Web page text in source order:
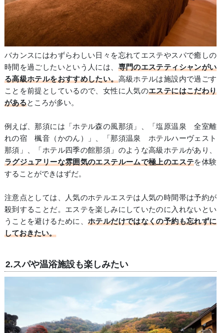
バカンスにはわずらわしい日々を忘れてエステやスパで癒しの
時間を過ごしたいという人には、 専門のエステティシャンがい
る高級ホテルをおすすめしたい。高級ホテルは施設内で過ごす
ことを前提としているので、女性に人気のエステにはこだわり
があるところが多い。
例えば、那須には「ホテル森の風那須」、「塩原温泉 全室離
れの宿 楓音（かのん）」、「那須温泉 ホテルハーヴェスト
那須」、「ホテル四季の館那須」のような高級ホテルがあり、
ラグジュアリーな雰囲気のエステルームで極上のエステを体験
することができはずだ。
注意点としては、人気のホテルエステは人気の時間帯は予約が
殺到することだ。エステを楽しみにしていたのに入れないとい
うことを避けるために、ホテルだけではなくの予約も忘れずに
しておきたい。
2.スパや温浴施設も楽しみたい